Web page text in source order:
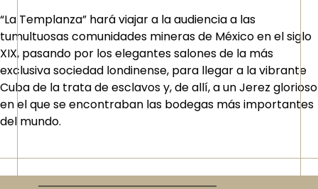
“La Templanza” hará viajar a la audiencia a las
tumultuosas comunidades mineras de México en el siglo
XIX, pasando por los elegantes salones de la más
exclusiva sociedad londinense, para llegar a la vibrante
Cuba de la trata de esclavos y, de allí, a un Jerez glorioso
en el que se encontraban las bodegas más importantes
del mundo.